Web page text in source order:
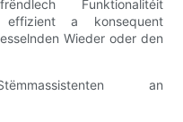
Funktionalitéit
a konsequent
Wieder oder den
an